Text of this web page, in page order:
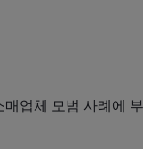
업체 모범 사례에